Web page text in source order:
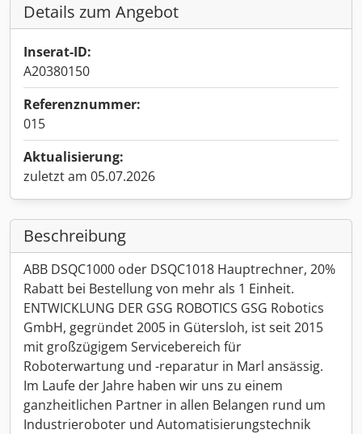
Details zum Angebot
Inserat-ID:
A20380150
Referenznummer:
015
Aktualisierung:
zuletzt am 05.07.2026
Beschreibung
ABB DSQC1000 oder DSQC1018 Hauptrechner, 20%
Rabatt bei Bestellung von mehr als 1 Einheit.
ENTWICKLUNG DER GSG ROBOTICS GSG Robotics
GmbH, gegründet 2005 in Gütersloh, ist seit 2015
mit großzügigem Servicebereich für
Roboterwartung und -reparatur in Marl ansässig.
Im Laufe der Jahre haben wir uns zu einem
ganzheitlichen Partner in allen Belangen rund um
Industrieroboter und Automatisierungstechnik